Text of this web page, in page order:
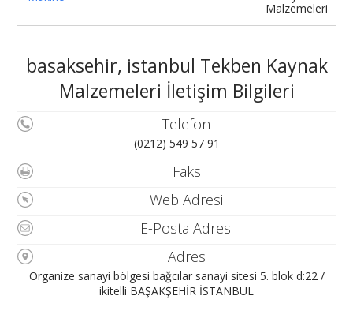
Malzemeleri
basaksehir, istanbul Tekben Kaynak
Malzemeleri İletişim Bilgileri
Telefon
(0212) 549 57 91
Faks
Web Adresi
E-Posta Adresi
Adres
Organize sanayi bölgesi bağcılar sanayi sitesi 5. blok d:22 /
ikitelli BAŞAKŞEHİR İSTANBUL